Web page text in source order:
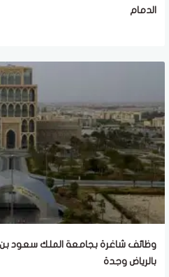
الدمام
وظائف شاغرة بجامعة الملك سعود بن
بالرياض وجدة